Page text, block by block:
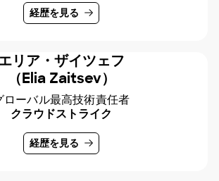
経歴を見る
リア・ザイツェフ
（Elia Zaitsev）
ローバル最高技術責任者
クラウドストライク
経歴を見る